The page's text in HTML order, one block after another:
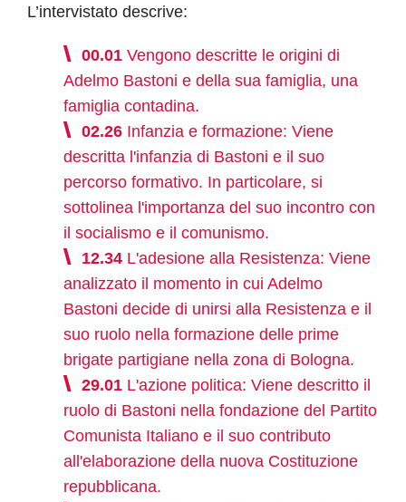
L’intervistato descrive:
00.01 Vengono descritte le origini di
Adelmo Bastoni e della sua famiglia, una
famiglia contadina.
02.26 Infanzia e formazione: Viene
descritta l'infanzia di Bastoni e il suo
percorso formativo. In particolare, si
sottolinea l'importanza del suo incontro con
il socialismo e il comunismo.
12.34 L'adesione alla Resistenza: Viene
analizzato il momento in cui Adelmo
Bastoni decide di unirsi alla Resistenza e il
suo ruolo nella formazione delle prime
brigate partigiane nella zona di Bologna.
29.01 L'azione politica: Viene descritto il
ruolo di Bastoni nella fondazione del Partito
Comunista Italiano e il suo contributo
all'elaborazione della nuova Costituzione
repubblicana.